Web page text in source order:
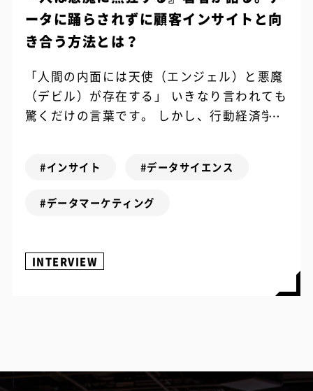
ータに踊らされずに顧客インサイトと向
き合う方法とは？
「人間の内面には天使（エンジェル）と悪魔
（デビル）が存在する」 いきなり言われても
驚くだけの言葉です。 しかし、行動経済学の
#インサイト #データサイエンス
#データマーケティング
INTERVIEW